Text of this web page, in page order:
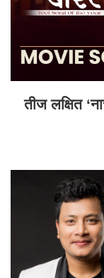
तीज लक्षित